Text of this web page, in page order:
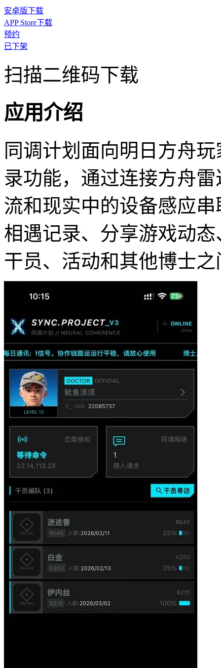
安卓版下载
APP Store下载
预约
已下架
扫描二维码下载
应用介绍
同调计划面向明日方舟
录功能，通过连接方舟
流和现实中的设备感应
相遇记录、分享游戏动
干员、活动和其他博士